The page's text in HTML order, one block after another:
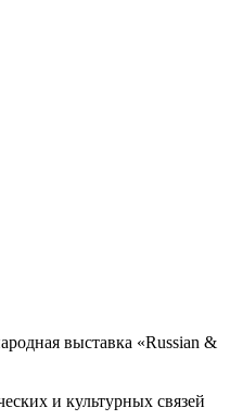
выставка «Russian &
и культурных связей